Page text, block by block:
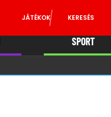
JÁTÉKOK KERESÉS
SPORT